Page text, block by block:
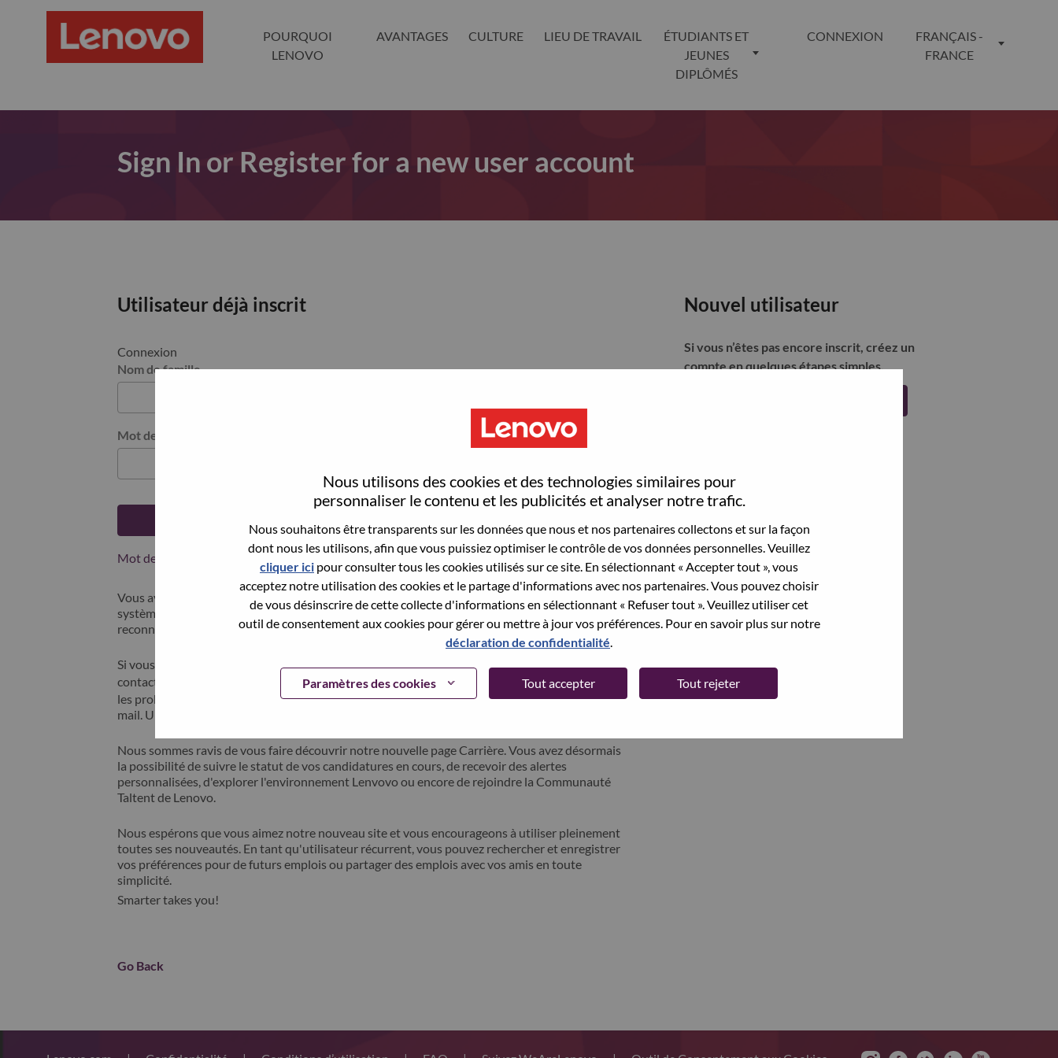
Nous utilisons des cookies et des technologies similaires pour
personnaliser le contenu et les publicités et analyser notre trafic.
Nous souhaitons être transparents sur les données que nous et nos partenaires collectons et sur la façon
dont nous les utilisons, afin que vous puissiez optimiser le contrôle de vos données personnelles. Veuillez
cliquer ici pour consulter tous les cookies utilisés sur ce site. En sélectionnant « Accepter tout », vous
acceptez notre utilisation des cookies et le partage d'informations avec nos partenaires. Vous pouvez choisir
de vous désinscrire de cette collecte d'informations en sélectionnant « Refuser tout ». Veuillez utiliser cet
outil de consentement aux cookies pour gérer ou mettre à jour vos préférences. Pour en savoir plus sur notre
déclaration de confidentialité.
Paramètres des cookies Tout accepter Tout rejeter
POURQUOI
LENOVO
AVANTAGES CULTURE LIEU DE TRAVAIL
ÉTUDIANTS ET
JEUNES
DIPLÔMÉS
CONNEXION
FRANÇAIS -
FRANCE
Sign In or Register for a new user account
Utilisateur déjà inscrit
Connexion
Nom de famille
Mot de passe
Mot de passe oublié ?
Vous avez postulé récemment ? Nous avons sauvegardé votre adresse email dans nos
systèmes; sélectionner "mot de passe oublié" pour réinitialiser votre compte et vous
reconnecter.
Si vous rencontrez des difficultés pour vous connecter ou pour vous inscrire, merci de
contacter nos équipes RH à l'adresse suivante:hrsupport@lenovo.com
et de décrire en anglais
les problèmes que vous rencontrez. Merci d'inclure "applicant Login Issue" dans l'objet du
mail. Un membre de notre équipe prendra contact avec vous pour résoudre votre problème.
Nous sommes ravis de vous faire découvrir notre nouvelle page Carrière. Vous avez désormais
la possibilité de suivre le statut de vos candidatures en cours, de recevoir des alertes
personnalisées, d'explorer l'environnement Lenvovo ou encore de rejoindre la Communauté
Taltent de Lenovo.
Nous espérons que vous aimez notre nouveau site et vous encourageons à utiliser pleinement
toutes ses nouveautés. En tant qu'utilisateur récurrent, vous pouvez rechercher et enregistrer
vos préférences pour de futurs emplois ou partager des emplois avec vos amis en toute
simplicité.
Smarter takes you!
Nouvel utilisateur
Si vous n’êtes pas encore inscrit, créez un
compte en quelques étapes simples.
Go Back